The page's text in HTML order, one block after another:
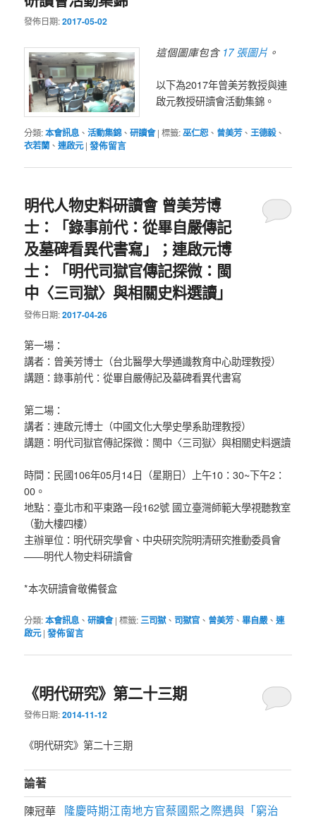
發佈日期:2017-05-02
這個圖庫包含 17 張圖片 。
以下為2017年曾美芳教授與連
啟元教授研讀會活動集錦。
分類:本會訊息 、活動集錦、研讀會 |標籤:巫仁恕 、 曾美芳、王德毅、
衣若蘭、連啟元 |發佈留言
明代人物史料研讀會 曾美芳博
士：「錄事前代：從畢自嚴傳記
及墓碑看異代書寫」；連啟元博
士：「明代司獄官傳記探微：閩
中〈三司獄〉與相關史料選讀」
發佈日期:2017-04-26
第一場：
講者：曾美芳博士（台北醫學大學通識教育中心助理教授）
講題：錄事前代：從畢自嚴傳記及墓碑看異代書寫
第二場：
講者：連啟元博士（中國文化大學史學系助理教授）
講題：明代司獄官傳記探微：閩中〈三司獄〉與相關史料選讀
時間：民國106年05月14日（星期日）上午10：30~下午2：
00。
地點：臺北市和平東路一段162號 國立臺灣師範大學視聽教室
（勤大樓四樓）
主辦單位：明代研究學會、中央研究院明清研究推動委員會
——明代人物史料研讀會
*本次研讀會敬備餐盒
分類:本會訊息 、研讀會 |標籤:三司獄、 司獄官 、 曾美芳、畢自嚴、連
啟元 |發佈留言
《明代研究》第二十三期
發佈日期:2014-11-12
《明代研究》第二十三期
論著
陳冠華
隆慶時期江南地方官蔡國熙之際遇與「窮治